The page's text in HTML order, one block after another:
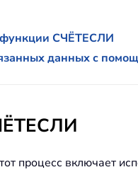
функции СЧЁТЕСЛИ
данных с
процесс включает